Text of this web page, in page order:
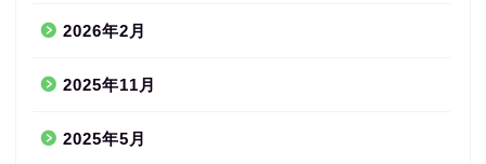
2026年2月
2025年11月
2025年5月